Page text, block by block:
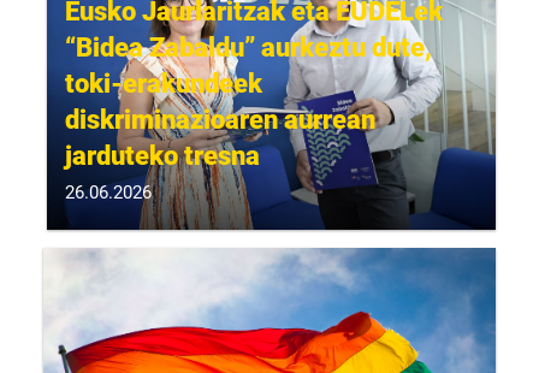
26.06.2026
Eusko Jaurlaritzak eta EUDELek
“Bidea Zabaldu” aurkeztu dute,
toki-erakundeek
diskriminazioaren aurrean
jarduteko tresna